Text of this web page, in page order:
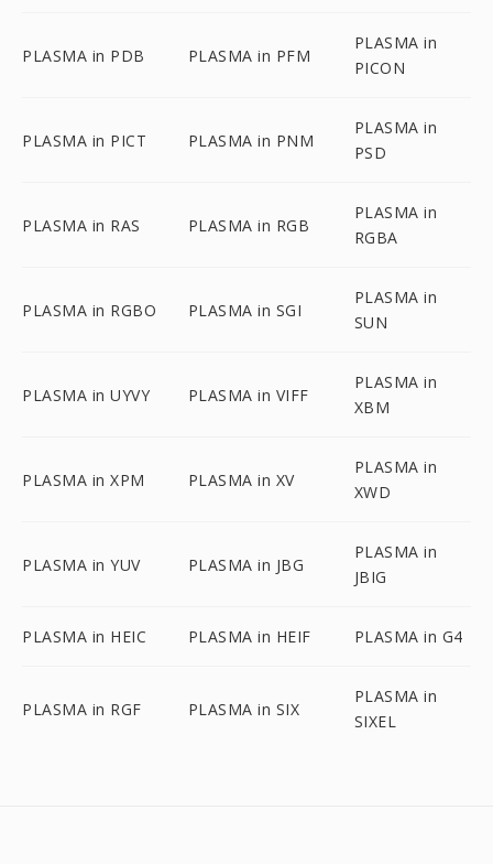
PLASMA in PDB PLASMA in PFM
PLASMA in
PICON
PLASMA in PICT PLASMA in PNM
PLASMA in
PSD
PLASMA in RAS PLASMA in RGB
PLASMA in
RGBA
PLASMA in RGBO PLASMA in SGI
PLASMA in
SUN
PLASMA in UYVY PLASMA in VIFF
PLASMA in
XBM
PLASMA in XPM PLASMA in XV
PLASMA in
XWD
PLASMA in YUV PLASMA in JBG
PLASMA in
JBIG
PLASMA in HEIC PLASMA in HEIF PLASMA in G4
PLASMA in RGF PLASMA in SIX
PLASMA in
SIXEL